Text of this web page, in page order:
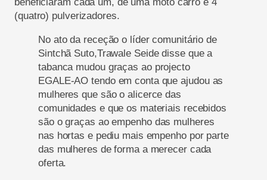
(quatro) pulverizadores.
No ato da receção o líder comunitário de
SintchãSuto,Trawale Seidedisse que a
tabanca mudou graças ao projecto
EGALE-AO tendo em conta que ajudouas
mulheres que sãooalicerce das
comunidades e que os materiais recebidos
sãoograças ao empenho das mulheres
nas hortas e pediu mais empenho por parte
das mulheres de forma a merecer cada
oferta.